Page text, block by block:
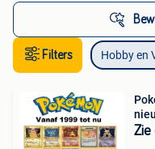
Filters Hobby en
Zie